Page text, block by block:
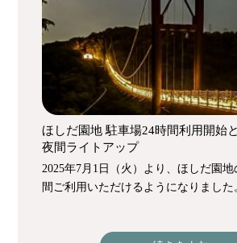
ほしだ園地 駐車場24時間利用開始
夜間ライトアップ
2025年7月1日（火）より、ほしだ園
間ご利用いただけるようになりました